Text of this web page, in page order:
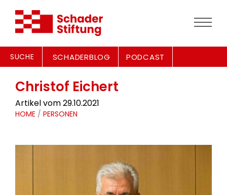
SUCHE SCHADERBLOG PODCAST
Christof Eichert
Artikel vom 29.10.2021
HOME / PERSONEN